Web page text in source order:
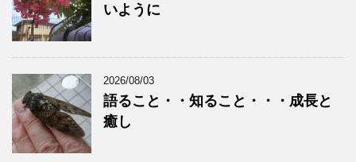
いように
2026/08/03
語ること・・知ること・・・成長と
癒し